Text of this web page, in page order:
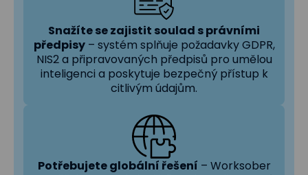
Snažíte se zajistit soulad s právními
předpisy – systém splňuje požadavky GDPR,
NIS2 a připravovaných předpisů pro umělou
inteligenci a poskytuje bezpečný přístup k
citlivým údajům.
Potřebujete globální řešení – Worksober